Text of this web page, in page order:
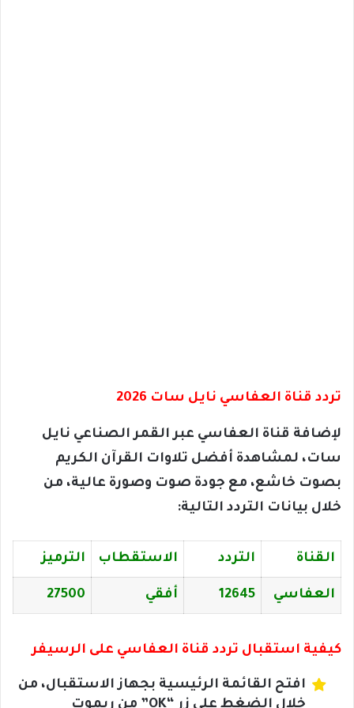
تردد قناة العفاسي نايل سات 2026
لإضافة قناة العفاسي عبر القمر الصناعي نايل
سات، لمشاهدة أفضل تلاوات القرآن الكريم
بصوت خاشع، مع جودة صوت وصورة عالية، من
خلال بيانات التردد التالية:
القناة التردد الاستقطاب الترميز
العفاسي 12645 أفقي 27500
كيفية استقبال تردد قناة العفاسي على الرسيفر
افتح القائمة الرئيسية بجهاز الاستقبال، من
خلال الضغط على زر “OK” من ريموت